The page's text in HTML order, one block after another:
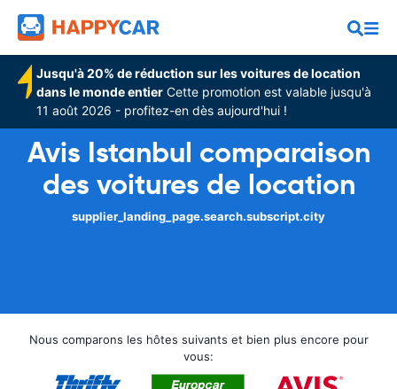
Jusqu'à 20% de réduction sur les voitures de location
dans le monde entier Cette promotion est valable jusqu'à
11 août 2026 - profitez-en dès aujourd'hui !
Avis Istanbul comparaison
des voitures de location
supplier_landing_page.search.subscript.city
Nous comparons les hôtes suivants et bien plus encore pour
vous: